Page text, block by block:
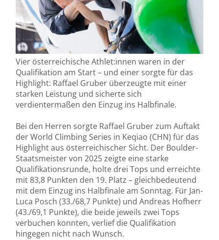
Vier österreichische Athlet:innen waren in der
Qualifikation am Start – und einer sorgte für das
Highlight: Raffael Gruber überzeugte mit einer
starken Leistung und sicherte sich
verdientermaßen den Einzug ins Halbfinale.
Bei den Herren sorgte Raffael Gruber zum Auftakt
der World Climbing Series in Keqiao (CHN) für das
Highlight aus österreichischer Sicht. Der Boulder-
Staatsmeister von 2025 zeigte eine starke
Qualifikationsrunde, holte drei Tops und erreichte
mit 83,8 Punkten den 19. Platz – gleichbedeutend
mit dem Einzug ins Halbfinale am Sonntag. Für Jan-
Luca Posch (33./68,7 Punkte) und Andreas Hofherr
(43./69,1 Punkte), die beide jeweils zwei Tops
verbuchen konnten, verlief die Qualifikation
hingegen nicht nach Wunsch.